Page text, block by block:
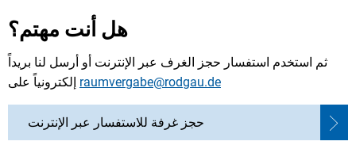
هل أنت مهتم؟
ثم استخدم استفسار حجز الغرف عبر الإنترنت أو أرسل لنا بريداً
raumvergabe@rodgau.de
حجز غرفة للاستفسار عبر الإنترنت